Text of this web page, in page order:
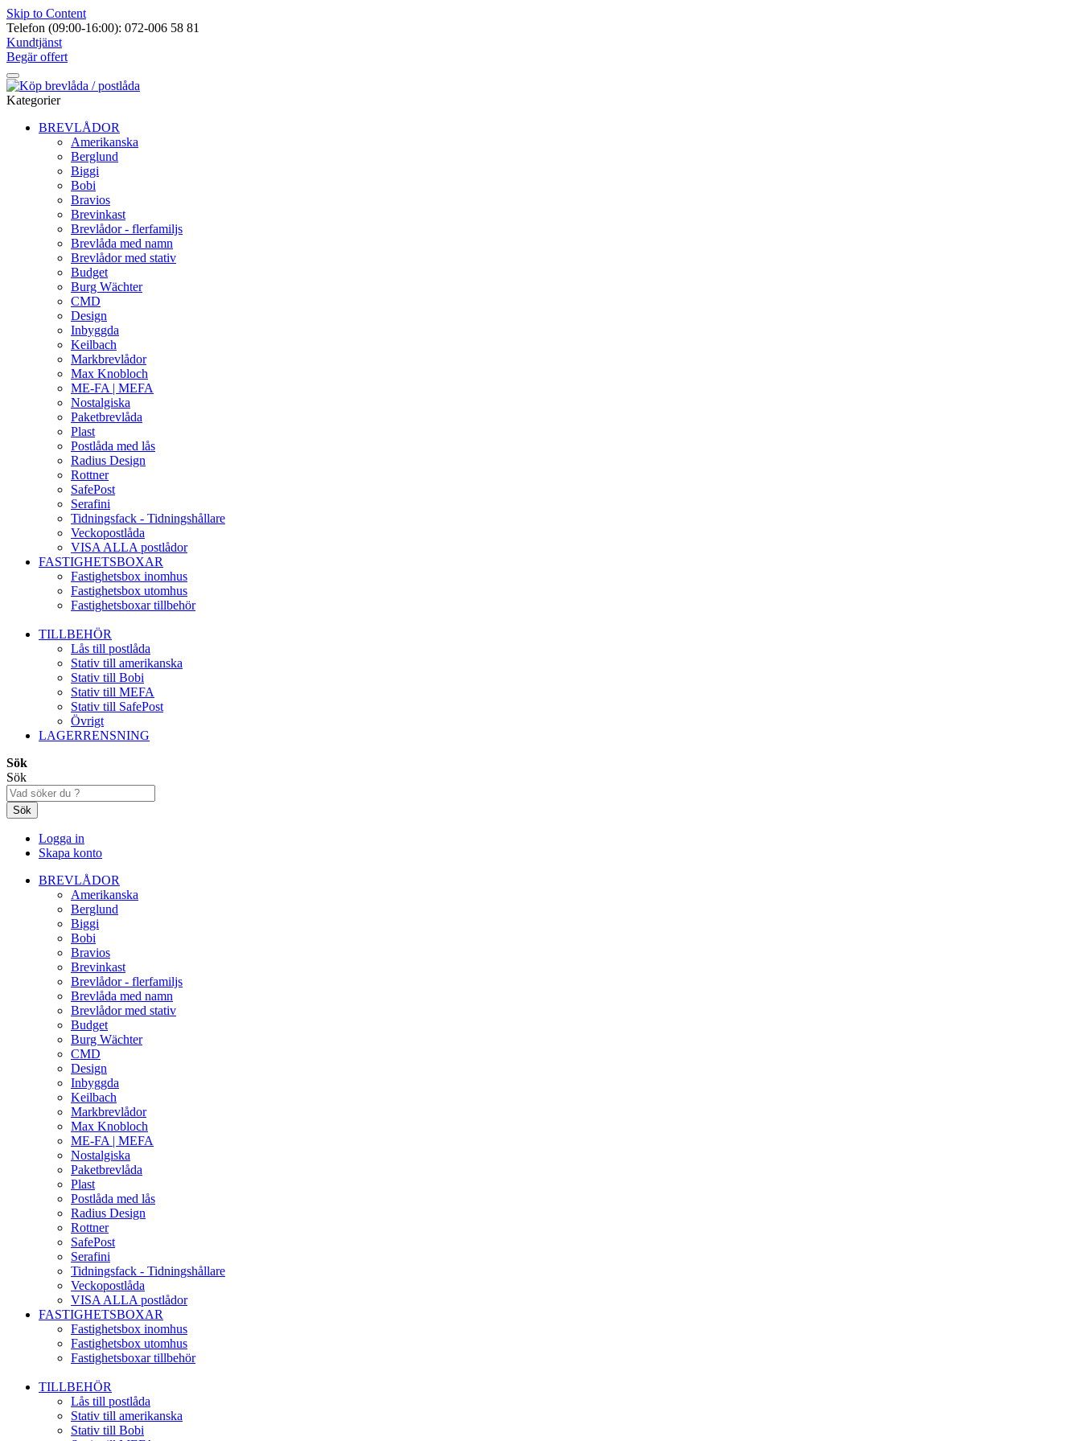
Skip to Content
Telefon (09:00-16:00): 072-006 58 81
Kundtjänst
Begär offert
Kategorier
BREVLÅDOR
Amerikanska
Berglund
Biggi
Bobi
Bravios
Brevinkast
Brevlådor - flerfamiljs
Brevlåda med namn
Brevlådor med stativ
Budget
Burg Wächter
CMD
Design
Inbyggda
Keilbach
Markbrevlådor
Max Knobloch
ME-FA | MEFA
Nostalgiska
Paketbrevlåda
Plast
Postlåda med lås
Radius Design
Rottner
SafePost
Serafini
Tidningsfack - Tidningshållare
Veckopostlåda
VISA ALLA postlådor
FASTIGHETSBOXAR
Fastighetsbox inomhus
Fastighetsbox utomhus
Fastighetsboxar tillbehör
TILLBEHÖR
Lås till postlåda
Stativ till amerikanska
Stativ till Bobi
Stativ till MEFA
Stativ till SafePost
Övrigt
LAGERRENSNING
Sök
Sök
Sök
Logga in
Skapa konto
BREVLÅDOR
Amerikanska
Berglund
Biggi
Bobi
Bravios
Brevinkast
Brevlådor - flerfamiljs
Brevlåda med namn
Brevlådor med stativ
Budget
Burg Wächter
CMD
Design
Inbyggda
Keilbach
Markbrevlådor
Max Knobloch
ME-FA | MEFA
Nostalgiska
Paketbrevlåda
Plast
Postlåda med lås
Radius Design
Rottner
SafePost
Serafini
Tidningsfack - Tidningshållare
Veckopostlåda
VISA ALLA postlådor
FASTIGHETSBOXAR
Fastighetsbox inomhus
Fastighetsbox utomhus
Fastighetsboxar tillbehör
TILLBEHÖR
Lås till postlåda
Stativ till amerikanska
Stativ till Bobi